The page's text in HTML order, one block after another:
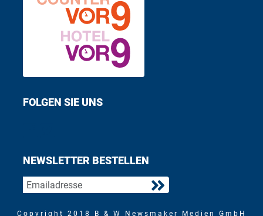
FOLGEN SIE UNS
NEWSLETTER BESTELLEN
Copyright 2018 B & W Newsmaker Medien GmbH